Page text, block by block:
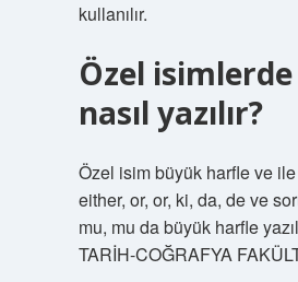
kullanılır.
Özel
nasıl yazılır?
Özel isim büyük harfle ve ile
either, or, or, ki, da, de ve
mu, mu da büyük harfle
TARİH-COĞRAFYA